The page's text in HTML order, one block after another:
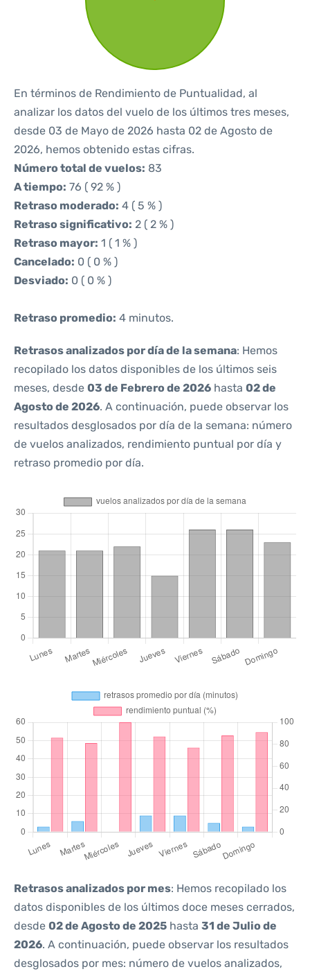
En términos de Rendimiento de Puntualidad, al
analizar los datos del vuelo de los últimos tres meses,
desde 03 de Mayo de 2026 hasta 02 de Agosto de
2026, hemos obtenido estas cifras.
Número total de vuelos: 83
A tiempo: 76 ( 92 % )
Retraso moderado: 4 ( 5 % )
Retraso significativo: 2 ( 2 % )
Retraso mayor: 1 ( 1 % )
Cancelado: 0 ( 0 % )
Desviado: 0 ( 0 % )
Retraso promedio: 4 minutos.
Retrasos analizados por día de la semana: Hemos
recopilado los datos disponibles de los últimos seis
meses, desde 03 de Febrero de 2026 hasta 02 de
Agosto de 2026. A continuación, puede observar los
resultados desglosados por día de la semana: número
de vuelos analizados, rendimiento puntual por día y
retraso promedio por día.
Retrasos analizados por mes: Hemos recopilado los
datos disponibles de los últimos doce meses cerrados,
desde 02 de Agosto de 2025 hasta 31 de Julio de
2026. A continuación, puede observar los resultados
desglosados por mes: número de vuelos analizados,